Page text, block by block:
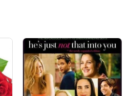
dành cho bạn